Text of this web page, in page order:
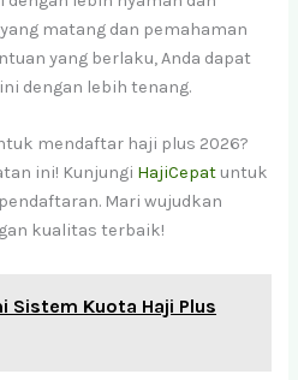
matang dan pemahaman
yang berlaku, Anda dapat
dengan lebih tenang.
mendaftar haji plus 2026?
ini! Kunjungi HajiCepat untuk
Mari wujudkan
kualitas terbaik!
Sistem Kuota Haji Plus